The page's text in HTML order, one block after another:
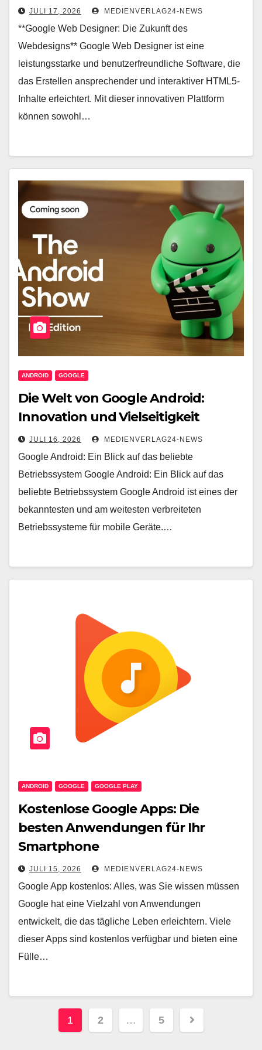
JULI 17, 2026 MEDIENVERLAG24-NEWS
**Google Web Designer: Die Zukunft des
Webdesigns** Google Web Designer ist eine
leistungsstarke und benutzerfreundliche Software, die
das Erstellen ansprechender und interaktiver HTML5-
Inhalte erleichtert. Mit dieser innovativen Plattform
können sowohl…
ANDROID GOOGLE
Die Welt von Google Android:
Innovation und Vielseitigkeit
JULI 16, 2026 MEDIENVERLAG24-NEWS
Google Android: Ein Blick auf das beliebte
Betriebssystem Google Android: Ein Blick auf das
beliebte Betriebssystem Google Android ist eines der
bekanntesten und am weitesten verbreiteten
Betriebssysteme für mobile Geräte.…
ANDROID GOOGLE GOOGLE PLAY
Kostenlose Google Apps: Die
besten Anwendungen für Ihr
Smartphone
JULI 15, 2026 MEDIENVERLAG24-NEWS
Google App kostenlos: Alles, was Sie wissen müssen
Google hat eine Vielzahl von Anwendungen
entwickelt, die das tägliche Leben erleichtern. Viele
dieser Apps sind kostenlos verfügbar und bieten eine
Fülle…
Seitennummerierung
1 2 … 5